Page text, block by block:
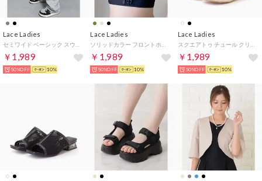
Lace Ladies
￥1,989
50%OFF 10%
Lace Ladies
￥1,989
50%OFF 10%
Lace Ladies
￥1,989
50%OFF 10%